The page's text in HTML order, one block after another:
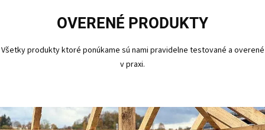
OVERENÉ PRODUKTY
Všetky produkty ktoré ponúkame sú nami pravidelne testované a overené
v praxi.